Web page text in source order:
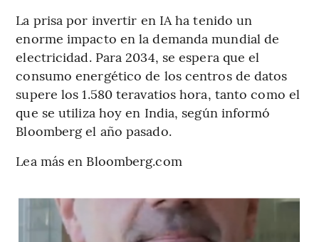
La prisa por invertir en IA ha tenido un
enorme impacto en la demanda mundial de
electricidad. Para 2034, se espera que el
consumo energético de los centros de datos
supere los 1.580 teravatios hora, tanto como el
que se utiliza hoy en India, según informó
Bloomberg el año pasado.
Lea más en Bloomberg.com